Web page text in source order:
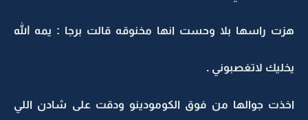
هزت راسها بلا وحست انها مخنوقه قالت برجا : يمه الله
يخليك لاتغصبوني .
اخذت جوالها من فوق الكومودينو ودقت على شادن اللي